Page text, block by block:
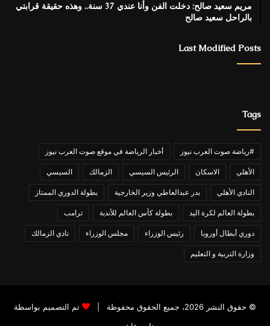
مريم سعيد صالح: دخلت الفن وأنا عندي 37 سنة.. وهذه حقيقة قرابتي
بالراحل سعيد صالح
Last Modified Posts
Tags
#رياضة صوت العرب نيوز أخبار الرياضة في موقع صوت العرب نيوز
الأهلي الاسكان الرئيس السيسي الزمالك السيسي
النادي الأهلي بدر عبدالعاطي وزير الخارجية بطولة الدوري الممتاز
بطولة العالم لكرة اليد بطولة كأس العالم للأندية ترامب
دوري أبطال أوروبا رئيس الوزراء مجلس الوزراء نادي الزمالك
وزارة التربية و التعليم
© حقوق النشر 2026، جميع الحقوق محفوظة |
تم التصميم بواسطة